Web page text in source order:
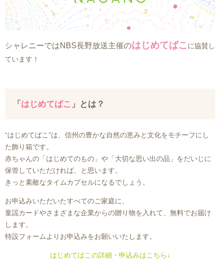
シャレニーではNBS長野放送主催のはじめてばこ に協賛し
ています！
「はじめてばこ 」とは？
“はじめてばこ”は、信州の豊かな自然の恵みと文化をモチーフにし
た飾り箱です。
赤ちゃんの「はじめてのもの」や「大切な思い出の品」をだいじに
保管していただければ、と思います。
きっと素敵なタイムカプセルになるでしょう。
お申込みいただいたすべてのご家庭に、
童謡カードやさまざまな企業からの贈り物を入れて、無料でお届け
します。
特設フォームよりお申込みをお願いいたします。
はじめてばこの詳細・申込みはこちら↓